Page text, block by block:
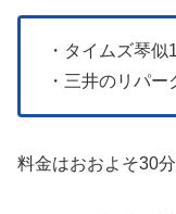
・タイムズ琴似
・三井のリパー
料金はおおよそ30